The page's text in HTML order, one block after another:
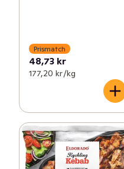
Prismatch
48,73 kr
177,20 kr /kg